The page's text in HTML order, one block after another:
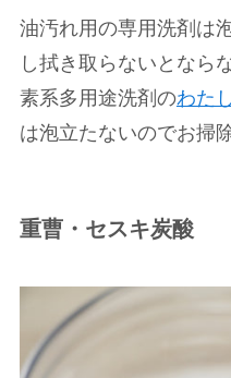
油汚れ用の専用洗剤は
し拭き取らないとなら
素系多用途洗剤のわた
は泡立たないのでお掃
重曹・セスキ炭酸